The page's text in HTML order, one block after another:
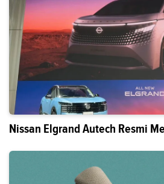
Nissan Elgrand Autech Resmi